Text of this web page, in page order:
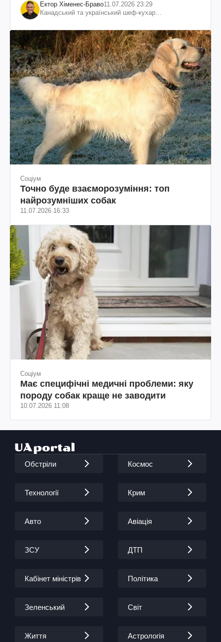
Ектор Хіменес-Браво11.07.2026 23:29
Канадський та український шеф-кухар
Соціум
Точно буде взаєморозуміння: топ
найрозумніших собак
11.07.2026 16:33
Соціум
Має специфічні медичні проблеми: яку
породу собак краще не заводити
10.07.2026 11:08
Обстріли Космос
Технології Крим
Авто Авіація
ЗСУ ДТП
Кабінет міністрів Політика
Зеленський Світ
Життя Астрологія